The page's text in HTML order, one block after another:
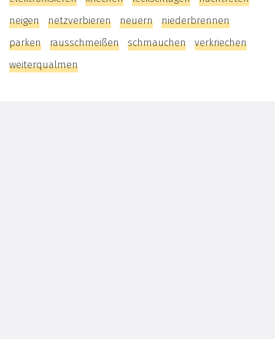
neigen
netzverbieren neuern
niederbrennen
parken
rausschmeißen schmauchen
verkriechen
weiterqualmen